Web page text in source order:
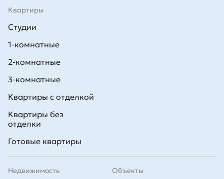
Квартиры
Студии
1-комнатные
2-комнатные
3-комнатные
Квартиры с отделкой
Квартиры без
отделки
Готовые квартиры
Недвижимость Объекты